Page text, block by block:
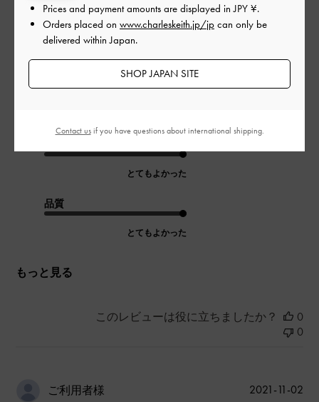
クラブで働いてるので仕事用に購入。名刺入れ、携帯、お化粧
直し用のコンパクト、口紅が入ります。黒のチェーンもマット
な黒で高級感があります。ただ、開け閉めするところが片手
で、出来れば最高でしたが閉めにくいところがマイナスでし
とてもよかった
品質
とてもよかった
もっと見る
このレビューは役に立ちましたか？
0
0
ご利用者様
公
2021-11-02
Prices and payment amounts are displayed inJPY ¥.
Orders placed on www.charleskeith.jp/jp can only be
delivered within Japan.
SHOP JAPAN SITE
Contact usif you have questions about international shipping.